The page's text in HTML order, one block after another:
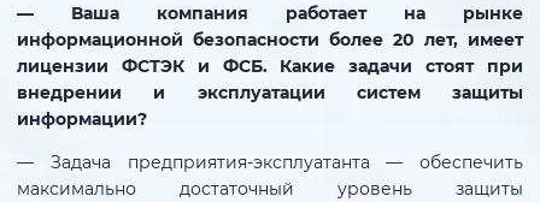
— Ваша компания работает на рынке
информационной безопасности более 20 лет, имеет
лицензии ФСТЭК и ФСБ. Какие задачи стоят при
внедрении и эксплуатации систем защиты
информации?
— Задача предприятия-эксплуатанта — обеспечить
максимально достаточный уровень защиты